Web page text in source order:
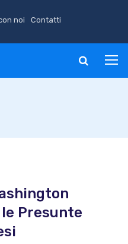
noi Contatti
Presunte